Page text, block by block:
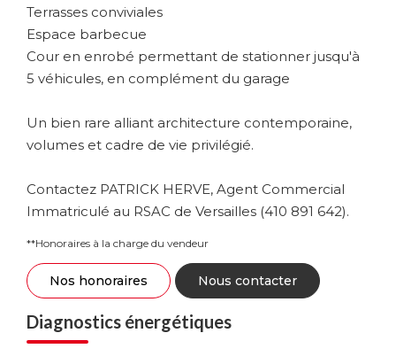
Terrasses conviviales
Espace barbecue
Cour en enrobé permettant de stationner jusqu'à
5 véhicules, en complément du garage
Un bien rare alliant architecture contemporaine,
volumes et cadre de vie privilégié.
Contactez PATRICK HERVE, Agent Commercial
Immatriculé au RSAC de Versailles (410 891 642).
**Honoraires à la charge du vendeur
Nos honoraires Nous contacter
Diagnostics énergétiques